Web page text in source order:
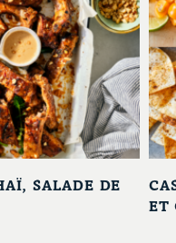
SALADE DE
ET